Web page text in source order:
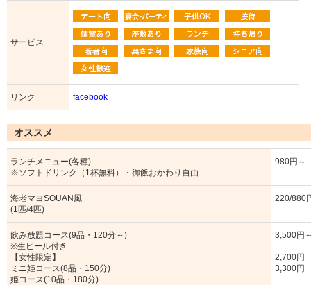
サービス
リンク facebook
オススメ
ランチメニュー(各種)
※ソフトドリンク（1杯無料）・御飯おかわり自由
980円～
海老マヨSOUAN風
(1匹/4匹)
220/880
飲み放題コース(9品・120分～)
※生ビール付き
【女性限定】
ミニ姫コース(8品・150分)
姫コース(10品・180分)
3,500円
2,700円
3,300円